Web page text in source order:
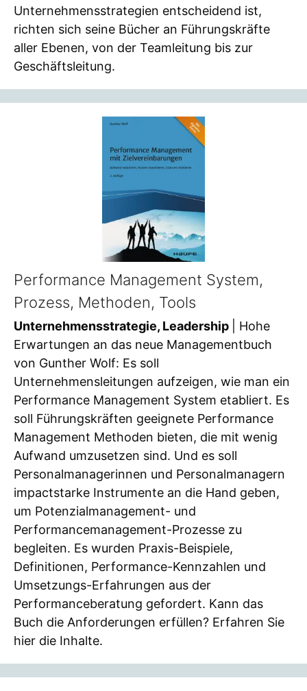
Unternehmensstrategien entscheidend ist,
richten sich seine Bücher an Führungskräfte
aller Ebenen, von der Teamleitung bis zur
Geschäftsleitung.
Performance Management System,
Prozess, Methoden, Tools
Unternehmensstrategie, Leadership
| Hohe
Erwartungen an das neue Managementbuch
von Gunther Wolf: Es soll
Unternehmensleitungen aufzeigen, wie man ein
Performance Management System etabliert. Es
soll Führungskräften geeignete Performance
Management Methoden bieten, die mit wenig
Aufwand umzusetzen sind. Und es soll
Personalmanagerinnen und Personalmanagern
impactstarke Instrumente an die Hand geben,
um Potenzialmanagement- und
Performancemanagement-Prozesse zu
begleiten. Es wurden Praxis-Beispiele,
Definitionen, Performance-Kennzahlen und
Umsetzungs-Erfahrungen aus der
Performanceberatung gefordert. Kann das
Buch die Anforderungen erfüllen? Erfahren Sie
hier die Inhalte.